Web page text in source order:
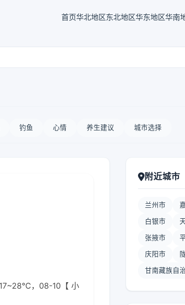
首页华北地区东北地区华东地区华南
钓鱼 心情 养生建议 城市选择
，08-10【 小
附近城市
兰州市
白银市
张掖市
庆阳市
甘南藏族自